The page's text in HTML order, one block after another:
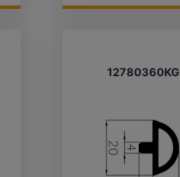
12780360KG